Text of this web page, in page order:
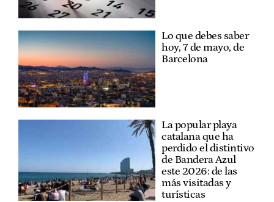
Lo que debes saber
hoy, 7 de mayo, de
Barcelona
La popular playa
catalana que ha
perdido el distintivo
de Bandera Azul
este 2026: de las
más visitadas y
turísticas